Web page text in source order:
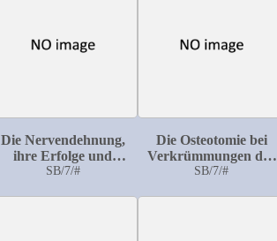
Die Nervendehnung,
ihre Erfolge und
indicationen
SB/7/#
Die Osteotomie bei
Verkrümmungen der
Gliedmassen mit
SB/7/#